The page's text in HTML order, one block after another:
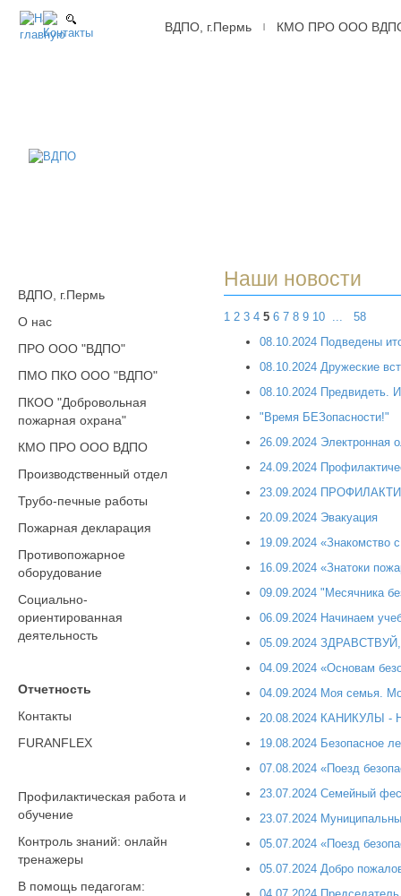
ВДПО, г.Пермь КМО ПРО ООО
ВДПО, г.Пермь
О нас
ПРО ООО "ВДПО"
ПМО ПКО ООО "ВДПО"
ПКОО "Добровольная
пожарная охрана"
КМО ПРО ООО ВДПО
Производственный отдел
Трубо-печные работы
Пожарная декларация
Противопожарное
оборудование
Социально-
ориентированная
деятельность
Отчетность
Контакты
FURANFLEX
Профилактическая работа и
обучение
Контроль знаний: онлайн
тренажеры
В помощь педагогам:
Наши новости
1 2 3 4 5 6 7 8 9 10 ...
58
08.10.2024 Подведены
08.10.2024 Дружеские
08.10.2024 Предвидеть.
"Время БЕЗопасности!"
26.09.2024 Электронная
24.09.2024
23.09.2024
20.09.2024 Эвакуация
19.09.2024 «Знакомство
16.09.2024 «Знатоки
09.09.2024 "Месячника
06.09.2024 Начинаем
05.09.2024
04.09.2024 «Основам
04.09.2024 Моя семья.
20.08.2024 КАНИКУЛЫ
19.08.2024 Безопасное
07.08.2024 «Поезд
23.07.2024 Семейный
23.07.2024
05.07.2024 «Поезд
05.07.2024 Добро